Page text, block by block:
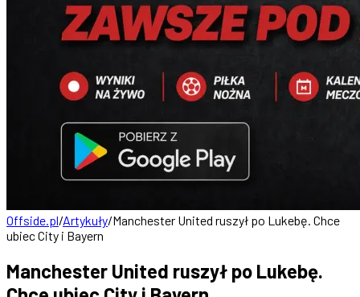
Offside.pl/Artykuły/Manchester United ruszył po Lukebę. Chce
ubiec City i Bayern
Manchester United ruszył po Lukebę.